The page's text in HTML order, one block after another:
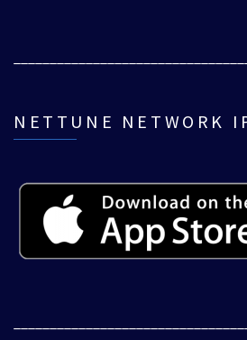
NETTUNE NETWORK